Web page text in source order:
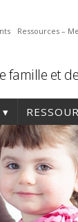
Ressources –
et